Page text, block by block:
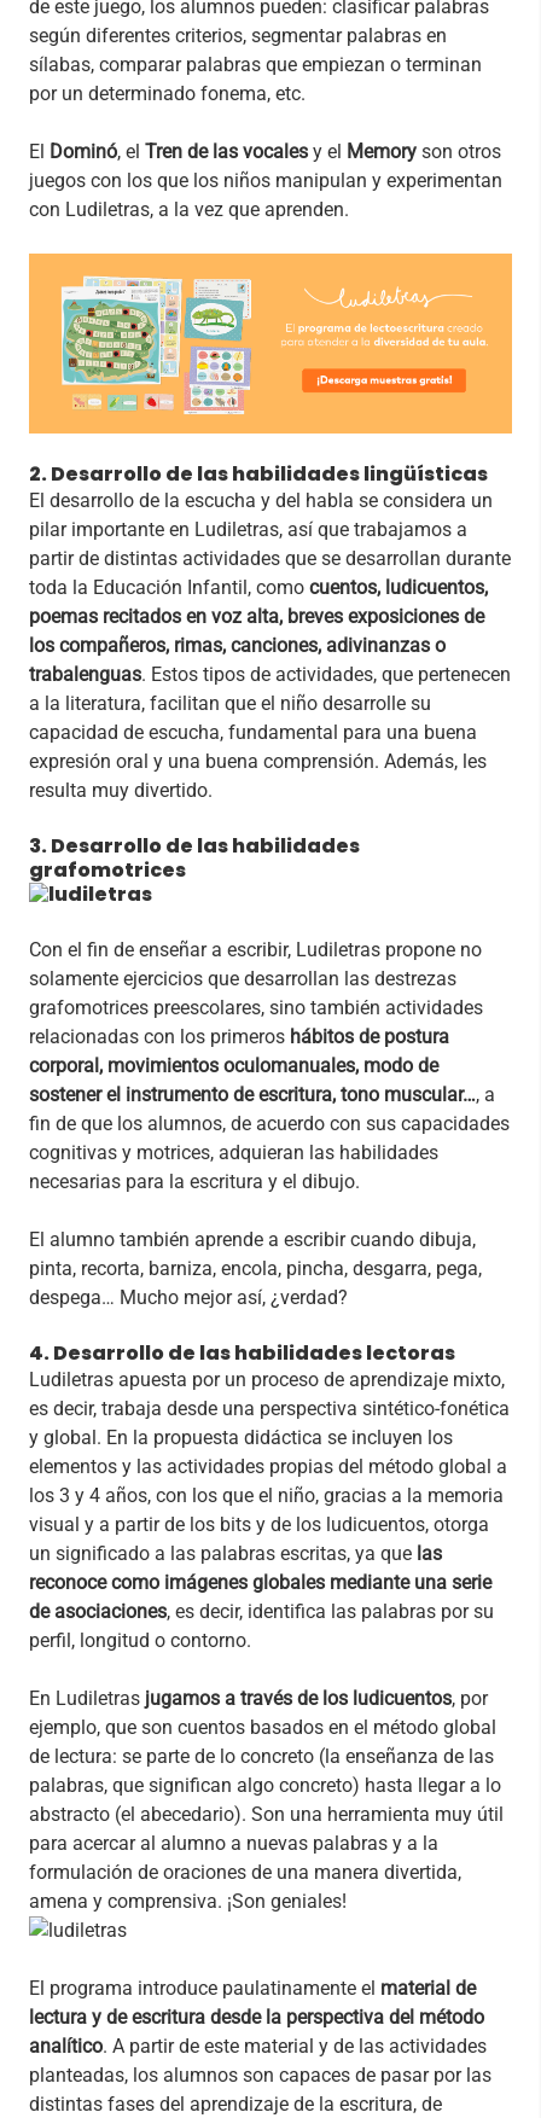
de este juego, los alumnos pueden: clasificar palabras
según diferentes criterios, segmentar palabras en
sílabas, comparar palabras que empiezan o terminan
por un determinado fonema, etc.
El Dominó, el Tren de las vocales y el Memory son otros
juegos con los que los niños manipulan y experimentan
con Ludiletras, a la vez que aprenden.
2. Desarrollo de las habilidades lingüísticas
El desarrollo de la escucha y del habla se considera un
pilar importante en Ludiletras, así que trabajamos a
partir de distintas actividades que se desarrollan durante
toda la Educación Infantil, como cuentos, ludicuentos,
poemas recitados en voz alta, breves exposiciones de
los compañeros, rimas, canciones, adivinanzas o
trabalenguas. Estos tipos de actividades, que pertenecen
a la literatura, facilitan que el niño desarrolle su
capacidad de escucha, fundamental para una buena
expresión oral y una buena comprensión. Además, les
resulta muy divertido.
3. Desarrollo de las habilidades
grafomotrices
Con el fin de enseñar a escribir, Ludiletras propone no
solamente ejercicios que desarrollan las destrezas
grafomotrices preescolares, sino también actividades
relacionadas con los primeros hábitos de postura
corporal, movimientos oculomanuales, modo de
sostener el instrumento de escritura, tono muscular…, a
fin de que los alumnos, de acuerdo con sus capacidades
cognitivas y motrices, adquieran las habilidades
necesarias para la escritura y el dibujo.
El alumno también aprende a escribir cuando dibuja,
pinta, recorta, barniza, encola, pincha, desgarra, pega,
despega… Mucho mejor así, ¿verdad?
4. Desarrollo de las habilidades lectoras
Ludiletras apuesta por un proceso de aprendizaje mixto,
es decir, trabaja desde una perspectiva sintético-fonética
y global. En la propuesta didáctica se incluyen los
elementos y las actividades propias del método global a
los 3 y 4 años, con los que el niño, gracias a la memoria
visual y a partir de los bits y de los ludicuentos, otorga
un significado a las palabras escritas, ya que las
reconoce como imágenes globales mediante una serie
de asociaciones, es decir, identifica las palabras por su
perfil, longitud o contorno.
En Ludiletras jugamos a través de los ludicuentos, por
ejemplo, que son cuentos basados en el método global
de lectura: se parte de lo concreto (la enseñanza de las
palabras, que significan algo concreto) hasta llegar a lo
abstracto (el abecedario). Son una herramienta muy útil
para acercar al alumno a nuevas palabras y a la
formulación de oraciones de una manera divertida,
amena y comprensiva. ¡Son geniales!
El programa introduce paulatinamente el material de
lectura y de escritura desde la perspectiva del método
analítico. A partir de este material y de las actividades
planteadas, los alumnos son capaces de pasar por las
distintas fases del aprendizaje de la escritura, de